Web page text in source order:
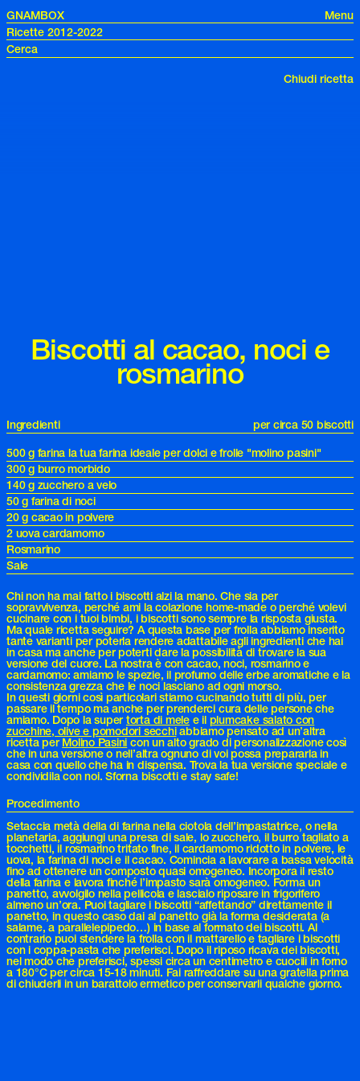
GNAMBOX
Menu
Ricette 2012-2022
Chiudi ricetta
Biscotti al cacao, noci e
rosmarino
Ingredienti
per circa 50 biscotti
500 g farina la tua farina ideale per dolci e frolle "molino pasini"
300 g burro morbido
140 g zucchero a velo
50 g farina di noci
20 g cacao in polvere
2 uova cardamomo
Rosmarino
Sale
Chi non ha mai fatto i biscotti alzi la mano. Che sia per
sopravvivenza, perché ami la colazione home-made o perché volevi
cucinare con i tuoi bimbi, i biscotti sono sempre la risposta giusta.
Ma quale ricetta seguire? A questa base per frolla abbiamo inserito
tante varianti per poterla rendere adattabile agli ingredienti che hai
in casa ma anche per poterti dare la possibilità di trovare la sua
versione del cuore. La nostra è con cacao, noci, rosmarino e
cardamomo: amiamo le spezie, il profumo delle erbe aromatiche e la
consistenza grezza che le noci lasciano ad ogni morso.
In questi giorni così particolari stiamo cucinando tutti di più, per
passare il tempo ma anche per prenderci cura delle persone che
amiamo. Dopo la super torta di melee il plumcake salato con
zucchine, olive e pomodori secchiabbiamo pensato ad un’altra
ricetta per Molino Pasini con un alto grado di personalizzazione così
che in una versione o nell’altra ognuno di voi possa prepararla in
casa con quello che ha in dispensa. Trova la tua versione speciale e
condividila con noi. Sforna biscotti e stay safe!
Procedimento
Setaccia metà della di farina nella ciotola dell’impastatrice, o nella
planetaria, aggiungi una presa di sale, lo zucchero, il burro tagliato a
tocchetti, il rosmarino tritato fine, il cardamomo ridotto in polvere, le
uova, la farina di noci e il cacao. Comincia a lavorare a bassa velocità
fino ad ottenere un composto quasi omogeneo. Incorpora il resto
della farina e lavora finché l’impasto sarà omogeneo. Forma un
panetto, avvolgilo nella pellicola e lascialo riposare in frigorifero
almeno un’ora. Puoi tagliare i biscotti “affettando” direttamente il
panetto, in questo caso dai al panetto già la forma desiderata (a
salame, a parallelepipedo…) in base al formato dei biscotti. Al
contrario puoi stendere la frolla con il mattarello e tagliare i biscotti
con i coppa-pasta che preferisci. Dopo il riposo ricava dei biscotti,
nel modo che preferisci, spessi circa un centimetro e cuocili in forno
a 180°C per circa 15-18 minuti. Fai raffreddare su una gratella prima
di chiuderli in un barattolo ermetico per conservarli qualche giorno.